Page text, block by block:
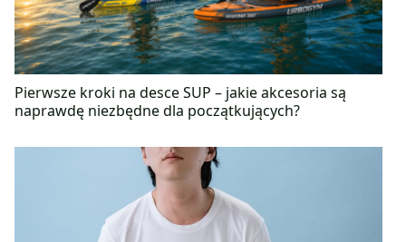
Pierwsze kroki na desce SUP – jakie akcesoria są
naprawdę niezbędne dla początkujących?